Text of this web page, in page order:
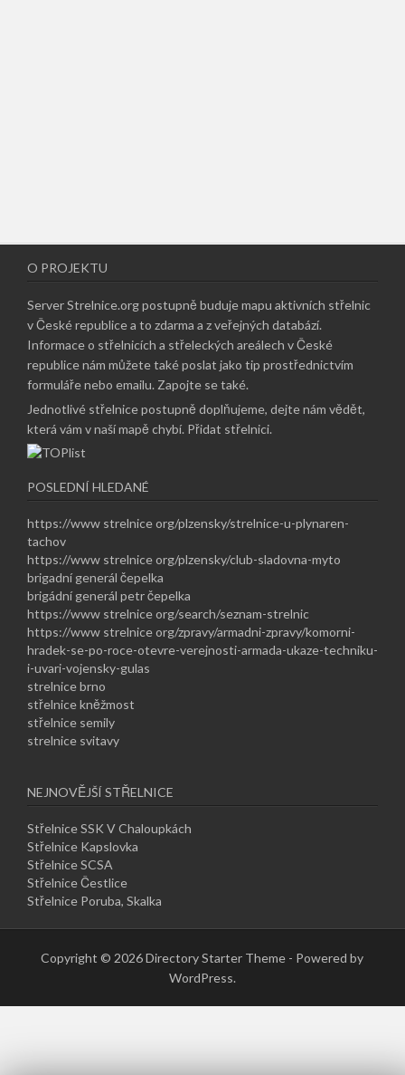
O PROJEKTU
Server Strelnice.org postupně buduje mapu aktivních střelnic
v České republice a to zdarma a z veřejných databází.
Informace o střelnicích a střeleckých areálech v České
republice nám můžete také poslat jako tip prostřednictvím
formuláře nebo emailu.Zapojte se také.
Jednotlivé střelnice postupně doplňujeme, dejte nám vědět,
která vám v naší mapě chybí. Přidat střelnici.
POSLEDNÍ HLEDANÉ
https://www strelnice org/plzensky/strelnice-u-plynaren-
tachov
https://www strelnice org/plzensky/club-sladovna-myto
brigadní generál čepelka
brigádní generál petr čepelka
https://www strelnice org/search/seznam-strelnic
https://www strelnice org/zpravy/armadni-zpravy/komorni-
hradek-se-po-roce-otevre-verejnosti-armada-ukaze-techniku-
i-uvari-vojensky-gulas
strelnice brno
střelnice kněžmost
střelnice semily
strelnice svitavy
NEJNOVĚJŠÍ STŘELNICE
Střelnice SSK V Chaloupkách
Střelnice Kapslovka
Střelnice SCSA
Střelnice Čestlice
Střelnice Poruba, Skalka
Copyright © 2026 Directory Starter Theme - Powered by
WordPress.